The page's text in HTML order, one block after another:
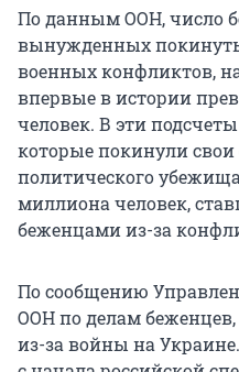
По данным ООН, число
вынужденных
военных конфликтов,
впервые в истории
человек. В эти
которые покинули
политического
миллиона человек,
беженцами из-за
По сообщению
ООН по делам
из-за войны на